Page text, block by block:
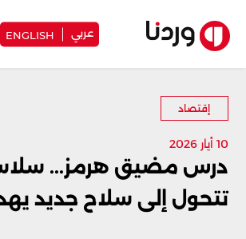
عربي ENGLISH
إقتصاد
10 أيار 2026
درس مضيق هرمز...
تتحول إلى سلاح جديد